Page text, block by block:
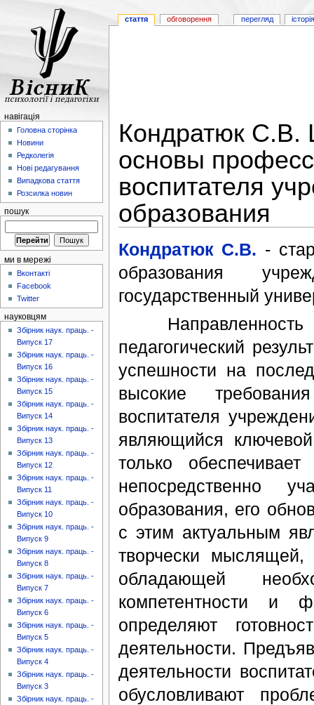
Кондратюк С.В.
основы
воспитателя
образования
Кондратюк С.В. -
образования
государственный
Направленность
педагогический
успешности на
высокие
воспитателя
являющийся
только
непосредственно
образования, его
с этим актуальным
творчески мыслящей,
обладающей
компетентности и
определяют
деятельности.
деятельности
обусловливают
стаття обговорення перегляд
навігація
Головна сторінка
Новини
Редколегія
Нові редагування
Випадкова стаття
Розсилка новин
пошук
ми в мережі
Вконтакті
Facebook
Twitter
науковцям
Збірник наук. праць. -
Випуск 17
Збірник наук. праць. -
Випуск 16
Збірник наук. праць. -
Випуск 15
Збірник наук. праць. -
Випуск 14
Збірник наук. праць. -
Випуск 13
Збірник наук. праць. -
Випуск 12
Збірник наук. праць. -
Випуск 11
Збірник наук. праць. -
Випуск 10
Збірник наук. праць. -
Випуск 9
Збірник наук. праць. -
Випуск 8
Збірник наук. праць. -
Випуск 7
Збірник наук. праць. -
Випуск 6
Збірник наук. праць. -
Випуск 5
Збірник наук. праць. -
Випуск 4
Збірник наук. праць. -
Випуск 3
Збірник наук. праць. -